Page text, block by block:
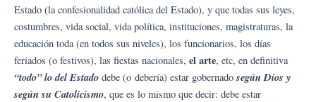
Estado (la confesionalidad católica del Estado), y que todas sus leyes,
costumbres, vida social, vida política, instituciones, magistraturas, la
educación toda (en todos sus niveles), los funcionarios, los días
feriados (o festivos), las fiestas nacionales, el arte, etc, en definitiva
“todo” lo del Estado debe (o debería) estar gobernado según Dios y
según su Catolicismo, que es lo mismo que decir: debe estar